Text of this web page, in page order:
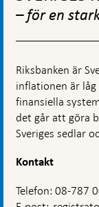
– för en
Riksbanken är
inflationen är
finansiella
det går att göra
Sveriges sedlar
Kontakt
Telefon: 08-787